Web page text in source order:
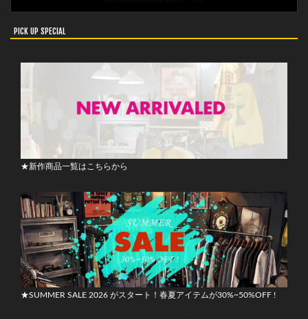
PICK UP SPECIAL
★新作商品一覧はこちらから
★SUMMER SALE 2026 がスタート！春夏アイテムが30%~50%OFF !